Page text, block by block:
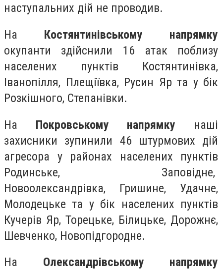
наступальних дій не проводив.
На Костянтинівському напрямку
окупанти здійснили 16 атак поблизу
населених пунктів Костянтинівка,
Іванопілля, Плещіївка, Русин Яр та у бік
Розкішного, Степанівки.
На Покровському напрямку наші
захисники зупинили 46 штурмових дій
агресора у районах населених пунктів
Родинське, Заповідне,
Новоолександрівка, Гришине, Удачне,
Молодецьке та у бік населених пунктів
Кучерів Яр, Торецьке, Білицьке, Дорожнє,
Шевченко, Новопідгородне.
На Олександрівському напрямку